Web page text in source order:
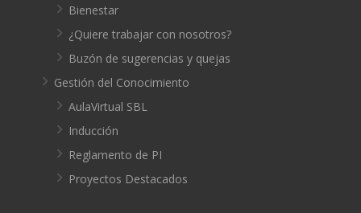
Bienestar
¿Quiere trabajar con nosotros?
Buzón de sugerencias y quejas
Gestión del Conocimiento
AulaVirtual SBL
Inducción
Reglamento de PI
Proyectos Destacados